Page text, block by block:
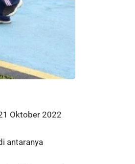
Oktober 2022
antaranya